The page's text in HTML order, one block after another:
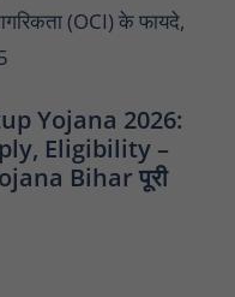
(OCI) के फायदे,
Yojana 2026:
Eligibility –
Bihar पूरी